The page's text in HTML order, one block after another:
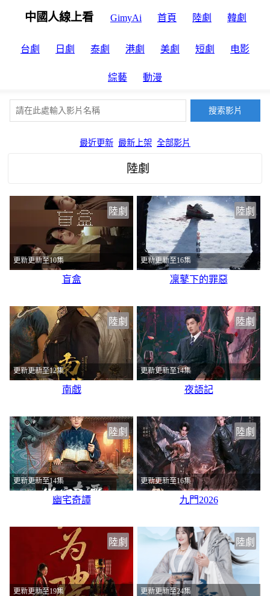
中國人線上看 GimyAi 首頁 陸劇 韓劇
台劇 日劇 泰劇 港劇 美劇 短劇 电影
綜藝 動漫
最近更新 最新上架 全部影片
陸劇
陸劇
更新更新至10集
盲盒
陸劇
更新更新至16集
凜鼕下的罪惡
陸劇
更新更新至12集
南戯
陸劇
更新更新至14集
夜語記
陸劇
更新更新至14集
幽宅奇譚
陸劇
更新更新至16集
九門2026
陸劇
更新更新至19集
陸劇
更新更新至24集